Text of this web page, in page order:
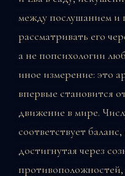
между послушанием и
рассматривать его
а не попсихологии
иное измерение: это
впервые становится
движение в мире.
соответствует
достигнутая через
противоположностей,